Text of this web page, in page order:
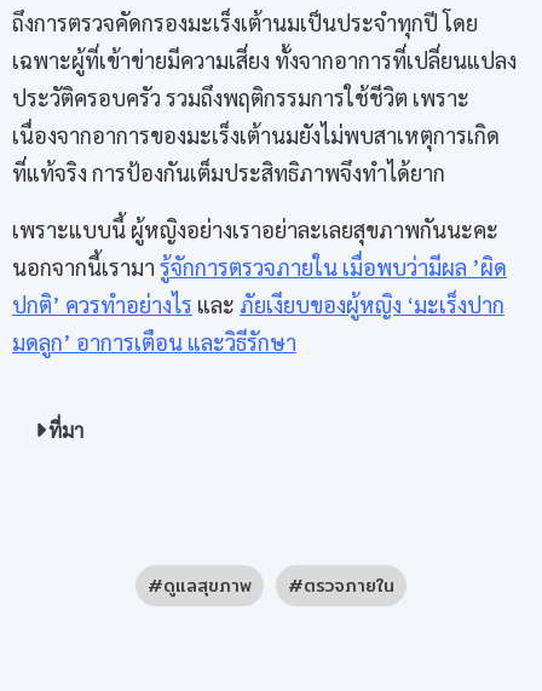
ถึงการตรวจคัดกรองมะเร็งเต้านมเป็นประจำทุกปี โดย
เฉพาะผู้ที่เข้าข่ายมีความเสี่ยง ทั้งจากอาการที่เปลี่ยนแปลง
ประวัติครอบครัว รวมถึงพฤติกรรมการใช้ชีวิต เพราะ
เนื่องจากอาการของมะเร็งเต้านมยังไม่พบสาเหตุการเกิด
ที่แท้จริง การป้องกันเต็มประสิทธิภาพจึงทำได้ยาก
เพราะแบบนี้ ผู้หญิงอย่างเราอย่าละเลยสุขภาพกันนะคะ
นอกจากนี้เรามา รู้จักการตรวจภายใน เมื่อพบว่ามีผล ’ผิด
ปกติ’ ควรทำอย่างไร และ ภัยเงียบของผู้หญิง ‘มะเร็งปาก
มดลูก’ อาการเตือน และวิธีรักษา
ที่มา
ดูแลสุขภาพ ตรวจภายใน